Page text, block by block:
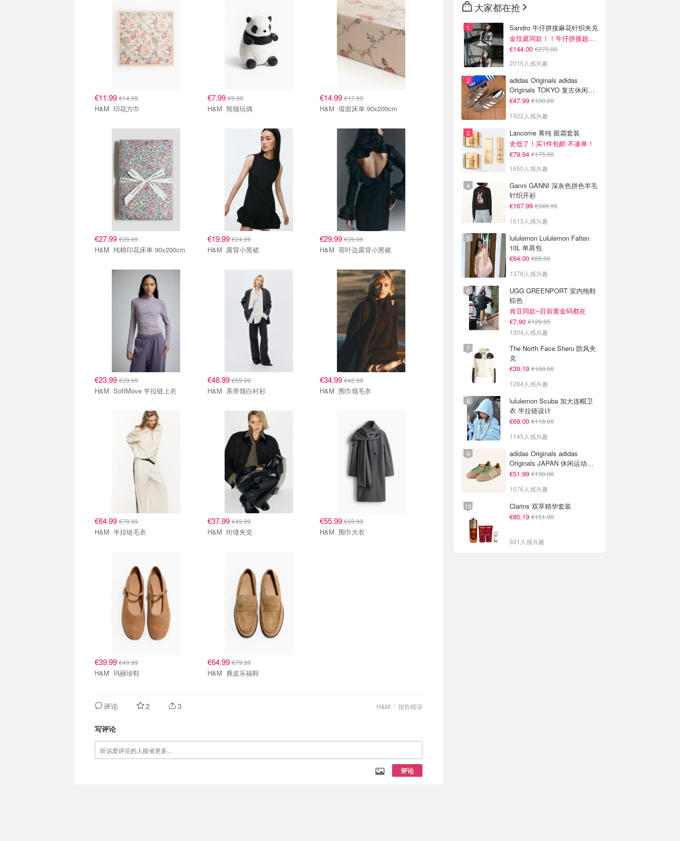
€11.99 €14.99
H&M 印花方巾
€7.99€9.99
H&M 熊猫玩偶
€14.99 €17.99
H&M 缎面床单 90x200cm
€27.99 €39.99
H&M 纯棉印花床单 90x200cm
€19.99€24.99
H&M 露背小黑裙
€29.99 €39.99
H&M 荷叶边露背小黑裙
€23.99 €29.99
H&M SoftMove 半拉链上衣
€48.99€59.99
H&M 系带领白衬衫
€34.99 €42.99
H&M 围巾领毛衣
€64.99 €79.99
H&M 半拉链毛衣
€37.99€49.99
H&M 绗缝夹克
€55.99 €69.99
H&M 围巾大衣
€39.99 €49.99
H&M 玛丽珍鞋
€64.99€79.99
H&M 麂皮乐福鞋
报告错误
H&M
评论 2 3
写评论
评论
大家都在抢
Sandro 牛仔拼接麻花针织夹克
金玟庭同款！！牛仔拼接超有层次感
€144.00 €275.00
2015人感兴趣
adidas Originals adidas
Originals TOKYO 复古休闲鞋
深棕色
€47.99 €100.00
1922人感兴趣
Lancome 菁纯 眼霜套装
史低了！买1件包邮 不凑单！
€79.94 €175.00
1650人感兴趣
Ganni GANNI 深灰色拼色羊毛
针织开衫
€167.99 €349.99
1513人感兴趣
lululemon Lululemon Falten
10L 单肩包
€64.00 €88.00
1376人感兴趣
UGG GREENPORT 室内拖鞋
棕色
肯豆同款~目前黄金码都在
€7.90 €129.95
1304人感兴趣
The North Face Sheru 防风夹
克
€39.19 €100.00
1284人感兴趣
lululemon Scuba 加大连帽卫
衣 半拉链设计
€69.00 €118.00
1145人感兴趣
adidas Originals adidas
Originals JAPAN 休闲运动鞋
米色
€51.99 €130.00
1076人感兴趣
Clarins 双萃精华套装
€85.19 €151.00
921人感兴趣